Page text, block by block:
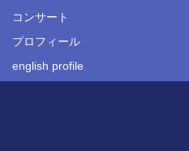
コンサート
プロフィール
english profile